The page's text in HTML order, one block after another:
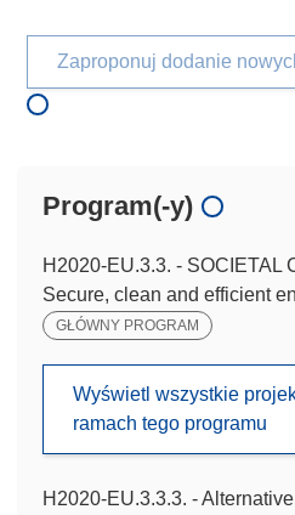
Zaproponuj dodanie
Program(-y)
H2020-EU.3.3. - SOCIETAL
Secure, clean and efficient
GŁÓWNY PROGRAM
Wyświetl wszystkie
ramach tego programu
H2020-EU.3.3.3. -